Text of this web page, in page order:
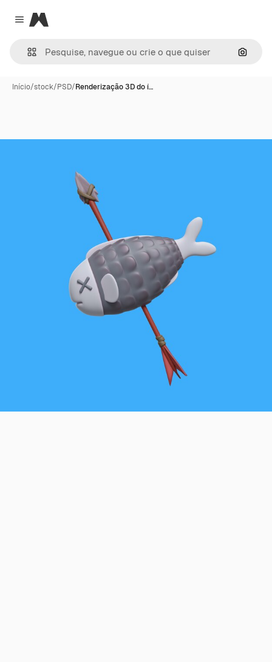
Close menu
Magnific
Início/stock/PSD/Renderização 3D do í…